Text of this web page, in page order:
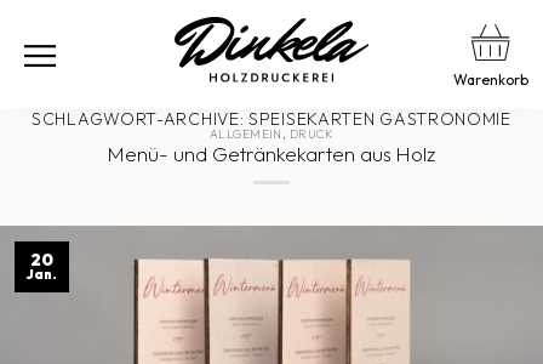
Warenkorb
SCHLAGWORT-ARCHIVE:SPEISEKARTEN GASTRONOMIE
ALLGEMEIN , DRUCK
Menü- und Getränkekarten aus Holz
20
Jan.